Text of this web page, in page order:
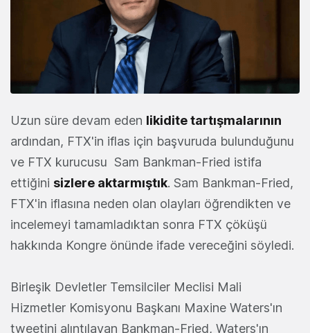
Uzun süre devam eden likidite tartışmalarının
ardından, FTX'in iflas için başvuruda bulunduğunu
ve FTX kurucusu Sam Bankman-Fried istifa
ettiğini sizlere aktarmıştık. Sam Bankman-Fried,
FTX'in iflasına neden olan olayları öğrendikten ve
incelemeyi tamamladıktan sonra FTX çöküşü
hakkında Kongre önünde ifade vereceğini söyledi.
Birleşik Devletler Temsilciler Meclisi Mali
Hizmetler Komisyonu Başkanı Maxine Waters'ın
tweetini alıntılayan Bankman-Fried, Waters'ın